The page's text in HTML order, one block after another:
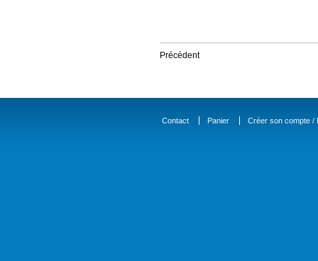
Précédent
Contact Panier Créer son compte /